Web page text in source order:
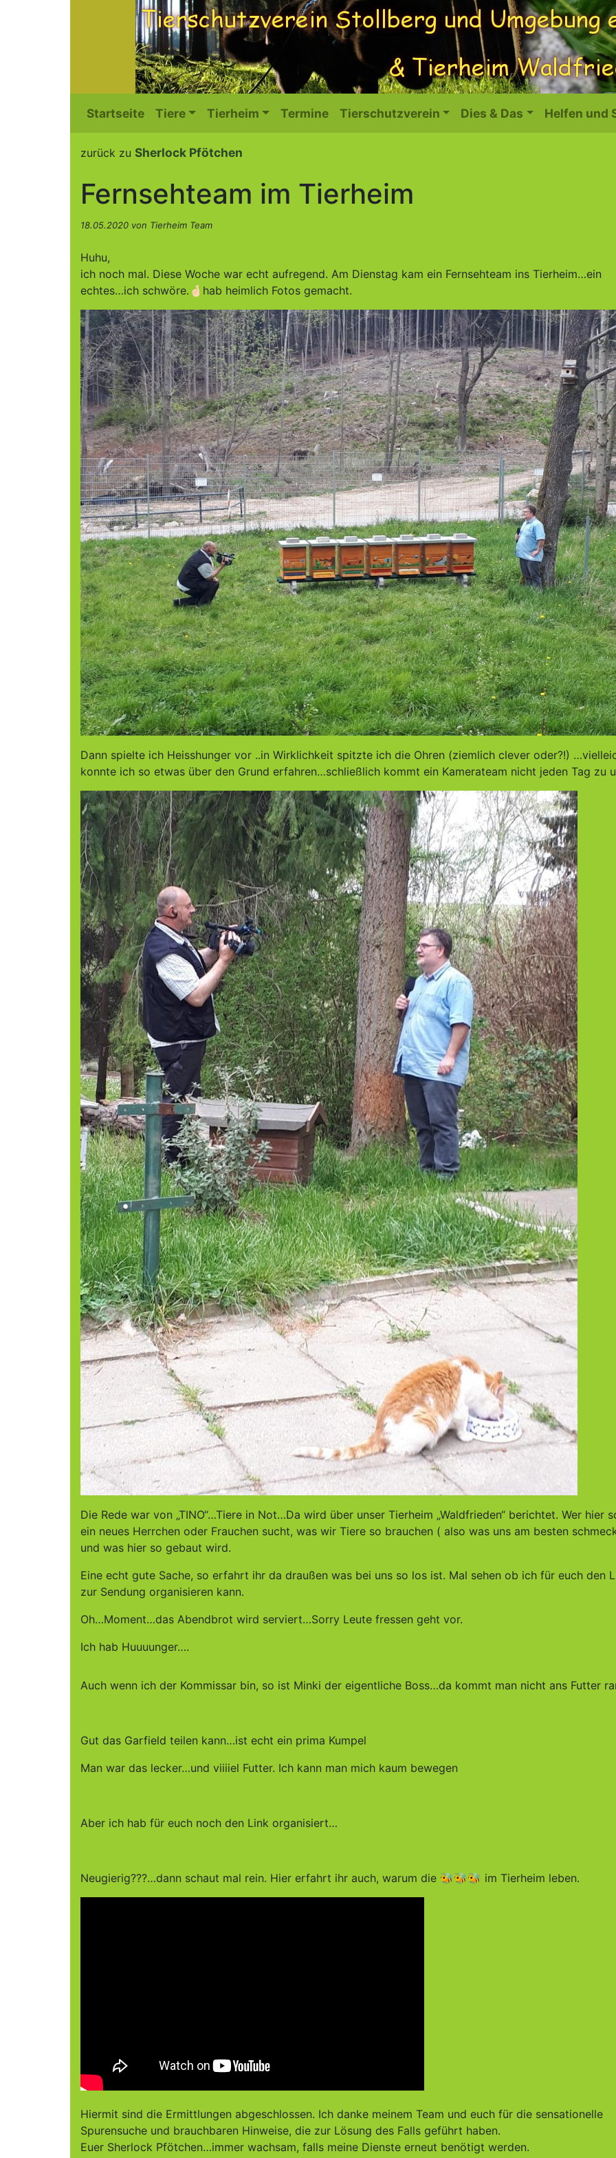
Startseite Tiere Tierheim Termine Tierschutzverein Dies & Das Helfen und
zurück zu Sherlock Pfötchen
Fernsehteam im Tierheim
18.05.2020 von Tierheim Team
Huhu,
ich noch mal. Diese Woche war echt aufregend. Am Dienstag kam ein Fernsehteam ins Tierheim…ein
echtes…ich schwöre.🤞🏻hab heimlich Fotos gemacht.
Dann spielte ich Heisshunger vor ..in Wirklichkeit spitzte ich die Ohren (ziemlich clever oder?!)
konnte ich so etwas über den Grund erfahren…schließlich kommt ein Kamerateam nicht jeden Tag zu
Die Rede war von „TINO“…Tiere in Not…Da wird über unser Tierheim „Waldfrieden“ berichtet. Wer hier
ein neues Herrchen oder Frauchen sucht, was wir Tiere so brauchen ( also was uns am besten
und was hier so gebaut wird.
Eine echt gute Sache, so erfahrt ihr da draußen was bei uns so los ist. Mal sehen ob ich für euch den
zur Sendung organisieren kann.
Oh…Moment…das Abendbrot wird serviert…Sorry Leute fressen geht vor.
Ich hab Huuuunger….
Auch wenn ich der Kommissar bin, so ist Minki der eigentliche Boss…da kommt man nicht ans Futter
Gut das Garfield teilen kann…ist echt ein prima Kumpel
Man war das lecker…und viiiiel Futter. Ich kann man mich kaum bewegen
Aber ich hab für euch noch den Link organisiert…
Neugierig???…dann schaut mal rein. Hier erfahrt ihr auch, warum die 🐝🐝🐝 im Tierheim leben.
Hiermit sind die Ermittlungen abgeschlossen. Ich danke meinem Team und euch für die sensationelle
Spurensuche und brauchbaren Hinweise, die zur Lösung des Falls geführt haben.
Euer Sherlock Pfötchen…immer wachsam, falls meine Dienste erneut benötigt werden.